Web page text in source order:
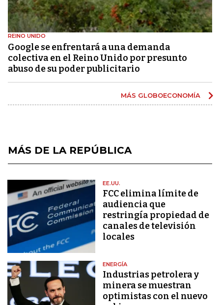
REINO UNIDO
Google se enfrentará a una demanda
colectiva en el Reino Unido por presunto
abuso de su poder publicitario
MÁS GLOBOECONOMÍA
MÁS DE LA REPÚBLICA
EE.UU.
FCC elimina límite de
audiencia que
restringía propiedad de
canales de televisión
locales
ENERGÍA
Industrias petrolera y
minera se muestran
optimistas con el nuevo